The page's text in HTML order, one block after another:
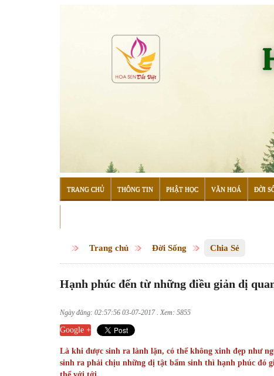
TRANG CHỦ THÔNG TIN PHẬT HỌC VĂN HOÁ ĐỜI
Trang chủ Đời Sống Chia Sẻ
Hạnh phúc đến từ những điều giản dị
Ngày đăng: 02:57:56 03-07-2017 . Xem: 5855
Google +
Là khi được sinh ra lành lặn, có thể không xinh đẹp như
sinh ra phải chịu những dị tật bẩm sinh thì hạnh phúc đó